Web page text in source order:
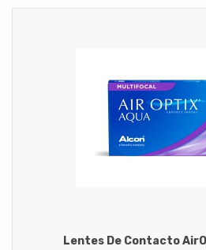
Lentes De Contacto